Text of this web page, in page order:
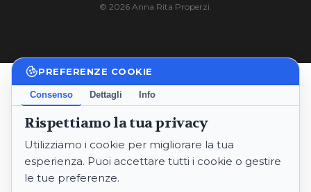
PREFERENZE COOKIE
Consenso Dettagli Info
Rispettiamo la tua privacy
Utilizziamo i cookie per migliorare la tua
esperienza. Puoi accettare tutti i cookie o gestire
le tue preferenze.
© 2026 Anna Rita Properzi.